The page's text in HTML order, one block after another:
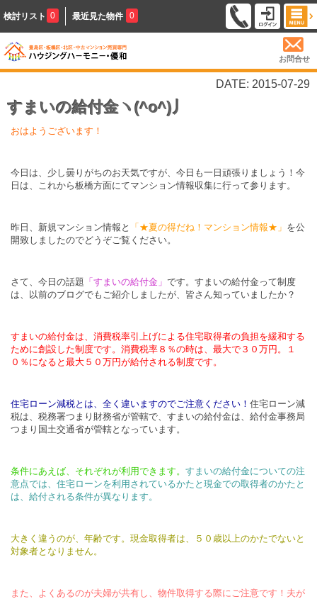
検討リスト 0 最近見た物件 0
お問合せ
DATE: 2015-07-29
すまいの給付金ヽ(^o^)丿
おはようございます！
今日は、少し曇りがちのお天気ですが、今日も一日頑張りましょう！今
日は、これから板橋方面にてマンション情報収集に行って参ります。
昨日、新規マンション情報と 「★夏の得だね！マンション情報★」 を公
開致しましたのでどうぞご覧ください。
さて、今日の話題 「すまいの給付金」 です。すまいの給付金って制度
は、以前のブログでもご紹介しましたが、皆さん知っていましたか？
すまいの給付金は、消費税率引上げによる住宅取得者の負担を緩和する
ために創設した制度です。消費税率８％の時は、最大で３０万円。１
０％になると最大５０万円が給付される制度です。
住宅ローン減税とは、全く違いますのでご注意ください！ 住宅ローン減
税は、税務署つまり財務省が管轄で、すまいの給付金は、給付金事務局
つまり国土交通省が管轄となっています。
条件にあえば、それぞれが利用できます。 すまいの給付金についての注
意点では、住宅ローンを利用されているかたと現金での取得者のかたと
は、給付される条件が異なります。
大きく違うのが、年齢です。現金取得者は、５０歳以上のかたでないと
対象者となりません。
また、よくあるのが夫婦が共有し、物件取得する際にご注意です！夫が